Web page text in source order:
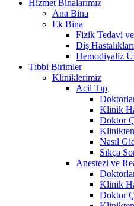
Hizmet Binalarımız
Ana Bina
Ek Bina
Fizik Tedavi
Diş
Hemodiyaliz
Tıbbi Birimler
Kliniklerimiz
Acil Tıp
Klinik
Doktor
Nasıl
Sıkça
Anestezi ve
Klinik
Doktor